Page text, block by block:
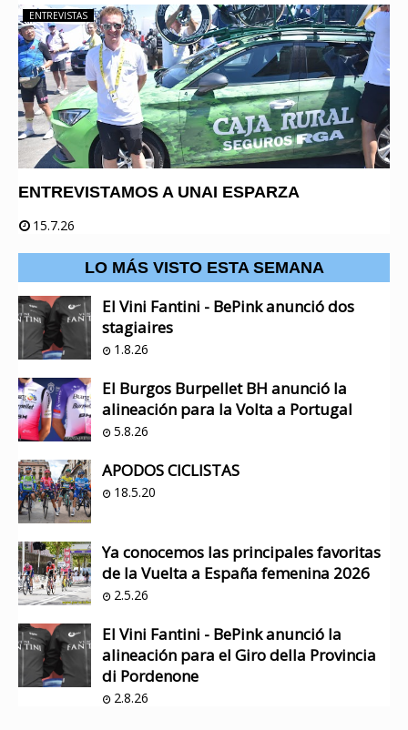
ENTREVISTAS
ENTREVISTAMOS A UNAI ESPARZA
15.7.26
LO MÁS VISTO ESTA SEMANA
El Vini Fantini - BePink anunció dos
stagiaires
1.8.26
El Burgos Burpellet BH anunció la
alineación para la Volta a Portugal
5.8.26
APODOS CICLISTAS
18.5.20
Ya conocemos las principales favoritas
de la Vuelta a España femenina 2026
2.5.26
El Vini Fantini - BePink anunció la
alineación para el Giro della Provincia
di Pordenone
2.8.26